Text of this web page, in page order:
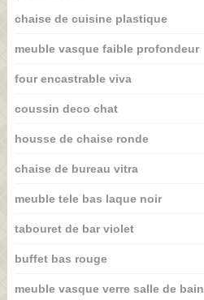
chaise de cuisine plastique
meuble vasque faible profondeur
four encastrable viva
coussin deco chat
housse de chaise ronde
chaise de bureau vitra
meuble tele bas laque noir
tabouret de bar violet
buffet bas rouge
meuble vasque verre salle de bain